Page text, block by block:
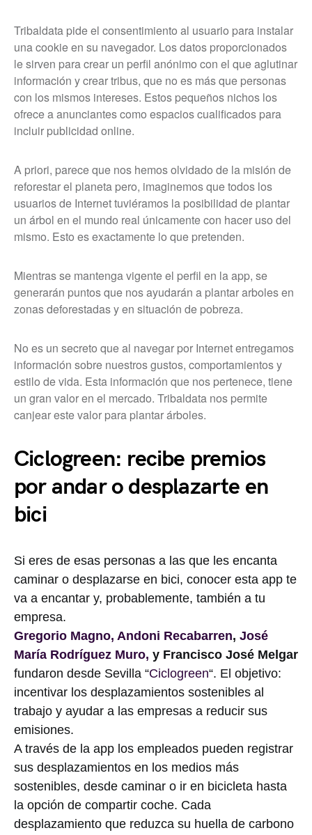
Tribaldata pide el consentimiento al usuario para instalar
una cookie en su navegador. Los datos proporcionados
le sirven para crear un perfil anónimo con el que aglutinar
información y crear tribus, que no es más que personas
con los mismos intereses. Estos pequeños nichos los
ofrece a anunciantes como espacios cualificados para
incluir publicidad online.
A priori, parece que nos hemos olvidado de la misión de
reforestar el planeta pero, imaginemos que todos los
usuarios de Internet tuviéramos la posibilidad de plantar
un árbol en el mundo real únicamente con hacer uso del
mismo. Esto es exactamente lo que pretenden.
Mientras se mantenga vigente el perfil en la app, se
generarán puntos que nos ayudarán a plantar arboles en
zonas deforestadas y en situación de pobreza.
No es un secreto que al navegar por Internet entregamos
información sobre nuestros gustos, comportamientos y
estilo de vida. Esta información que nos pertenece, tiene
un gran valor en el mercado. Tribaldata nos permite
canjear este valor para plantar árboles.
Ciclogreen: recibe premios
por andar o desplazarte en
bici
Si eres de esas personas a las que les encanta
caminar o desplazarse en bici, conocer esta app te
va a encantar y, probablemente, también a tu
empresa.
Gregorio Magno, Andoni Recabarren, José
María Rodríguez Muro, y Francisco José Melgar
fundaron desde Sevilla “Ciclogreen“. El objetivo:
incentivar los desplazamientos sostenibles al
trabajo y ayudar a las empresas a reducir sus
emisiones.
A través de la app los empleados pueden registrar
sus desplazamientos en los medios más
sostenibles, desde caminar o ir en bicicleta hasta
la opción de compartir coche. Cada
desplazamiento que reduzca su huella de carbono